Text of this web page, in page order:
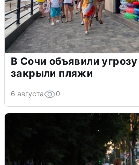
В Сочи объявили
закрыли пляжи
6 августа 0